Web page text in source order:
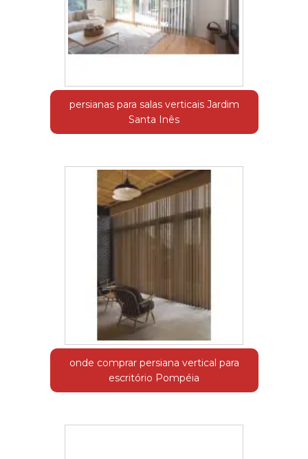
persianas para salas verticais Jardim
Santa Inês
onde comprar persiana vertical para
escritório Pompéia